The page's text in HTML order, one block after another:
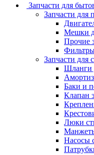
Запчасти для
Запчасти для
Мешки
Прочие
Запчасти для
Шланги
Баки и
Клапан
Люки
Насосы